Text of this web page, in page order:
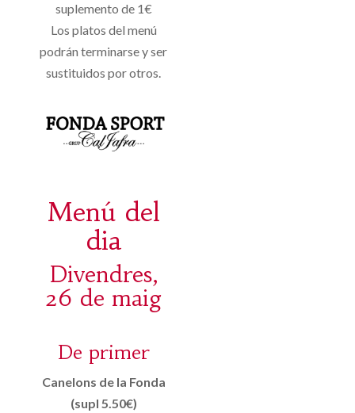
suplemento de 1€
Los platos del menú
podrán terminarse y ser
sustituidos por otros.
Menú del
dia
Divendres,
26 de maig
De primer
Canelons de la Fonda
(supl 5.50€)